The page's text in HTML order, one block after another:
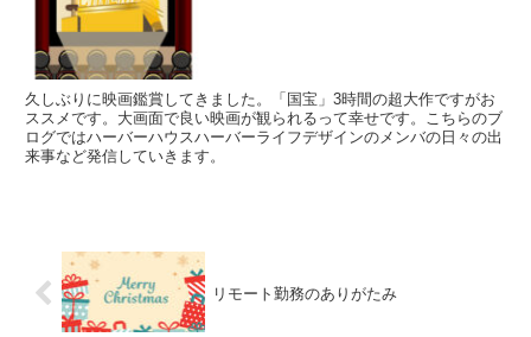
久しぶりに映画鑑賞してきました。「国宝」3時間の超大作ですがお
ススメです。大画面で良い映画が観られるって幸せです。こちらのブ
ログではハーバーハウスハーバーライフデザインのメンバの日々の出
来事など発信していきます。
リモート勤務のありがたみ